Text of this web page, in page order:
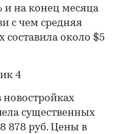
и на конец месяца
с чем средняя
составила около $5
новостройках
существенных
878 руб. Цены в